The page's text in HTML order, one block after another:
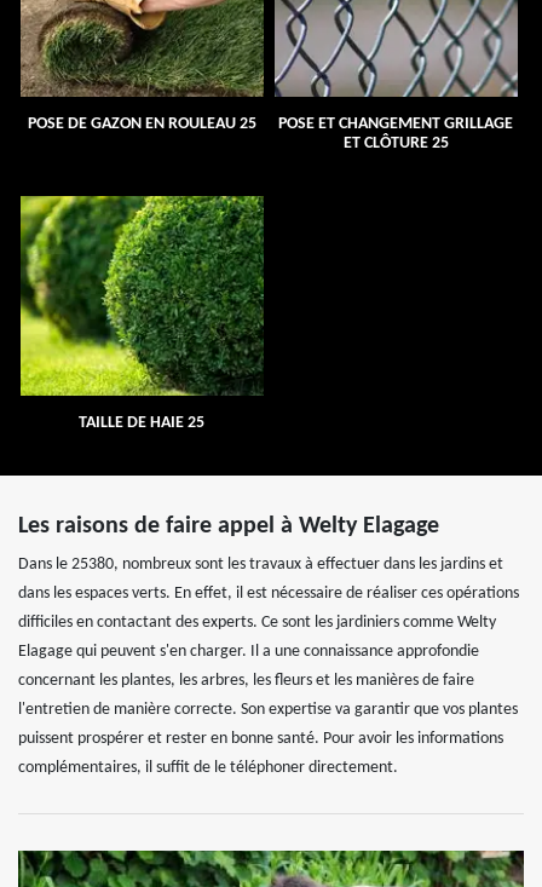
POSE DE GAZON EN ROULEAU 25
POSE ET CHANGEMENT GRILLAGE
ET CLÔTURE 25
TAILLE DE HAIE 25
Les raisons de faire appel à Welty Elagage
Dans le 25380, nombreux sont les travaux à effectuer dans les jardins et
dans les espaces verts. En effet, il est nécessaire de réaliser ces opérations
difficiles en contactant des experts. Ce sont les jardiniers comme Welty
Elagage qui peuvent s'en charger. Il a une connaissance approfondie
concernant les plantes, les arbres, les fleurs et les manières de faire
l'entretien de manière correcte. Son expertise va garantir que vos plantes
puissent prospérer et rester en bonne santé. Pour avoir les informations
complémentaires, il suffit de le téléphoner directement.